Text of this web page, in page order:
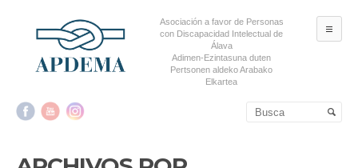
Asociación a favor de Personas
con Discapacidad Intelectual de
Álava
Adimen-Ezintasuna duten
Pertsonen aldeko Arabako
Elkartea
secundario